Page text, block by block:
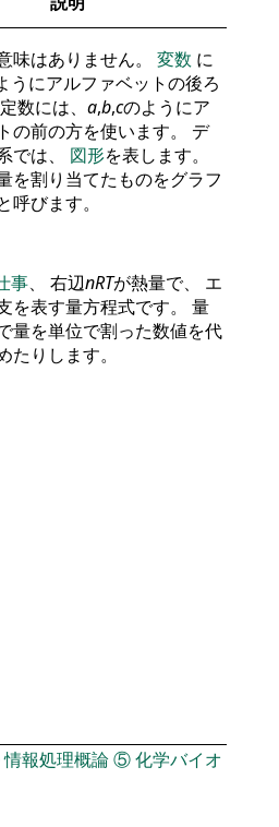
味はありません。 変数 に
うにアルファベットの後ろ
数には、 a,b,cのようにア
の前の方を使います。 デ
では、 図形を表します。
を割り当てたものをグラフ
呼びます。
事、 右辺nRTが熱量で、 エ
を表す量方程式です。 量
量を単位で割った数値を代
たりします。
情報処理概論⑤化学バイオ